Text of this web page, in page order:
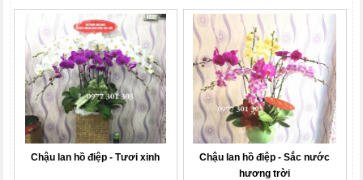
Chậu lan hồ điệp - Tươi xinh
Chậu lan hồ điệp - Sắc nước
hương trời